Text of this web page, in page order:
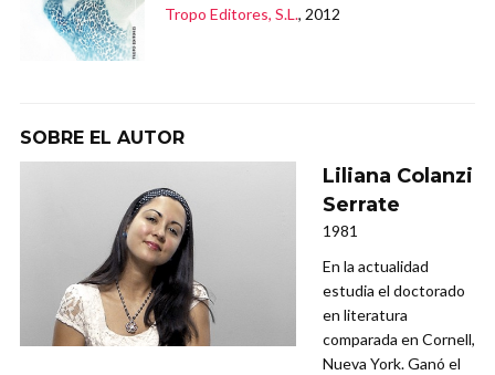
Tropo Editores, S.L., 2012
SOBRE EL AUTOR
Liliana Colanzi
Serrate
1981
En la actualidad
estudia el doctorado
en literatura
comparada en Cornell,
Nueva York. Ganó el